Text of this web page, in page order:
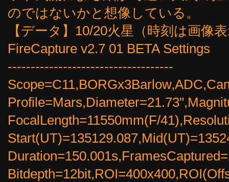
のではないかと想像している。
【データ】10/20火星（時刻は画像
FireCapture v2.7 01 BETA Settings
------------------------------------
FocalLength=11550mm(F/